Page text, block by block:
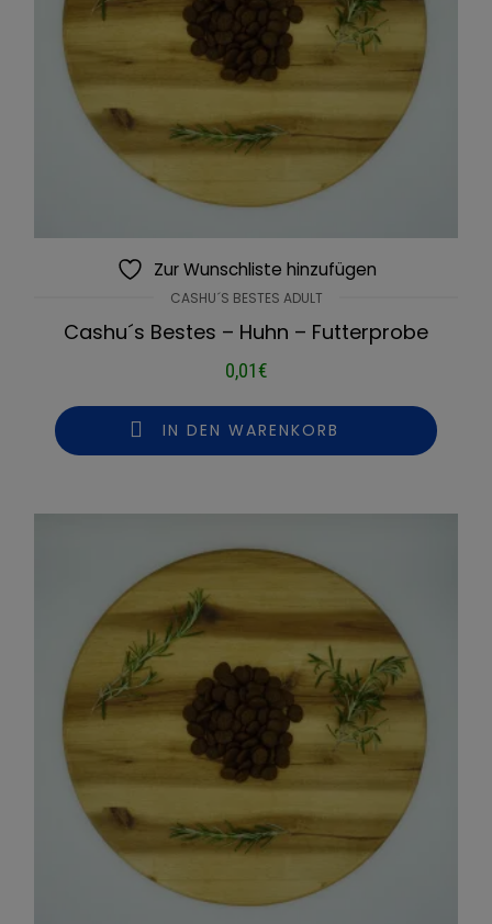
Zur Wunschliste hinzufügen
CASHU´S BESTES ADULT
Cashu´s Bestes – Huhn – Futterprobe
0,01€
IN DEN WARENKORB